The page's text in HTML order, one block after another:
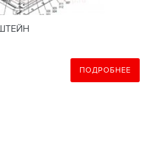
ПОДРОБНЕЕ